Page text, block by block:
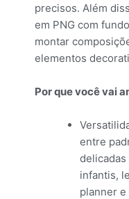
precisos. Além
em PNG com
montar
elementos
Por que você vai
entre
infantis,
planner